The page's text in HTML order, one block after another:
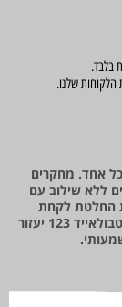
שלנו.
לכל אחד. מחקרים
שילוב עם
לקחת
שליטה על משקל הגוף שלך, מחקרים הוכיחו כי מטבולאייד 123 יעזור